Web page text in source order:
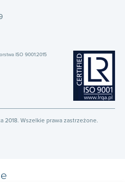
ISO 9001:2015
2018. Wszelkie prawa zastrzeżone.